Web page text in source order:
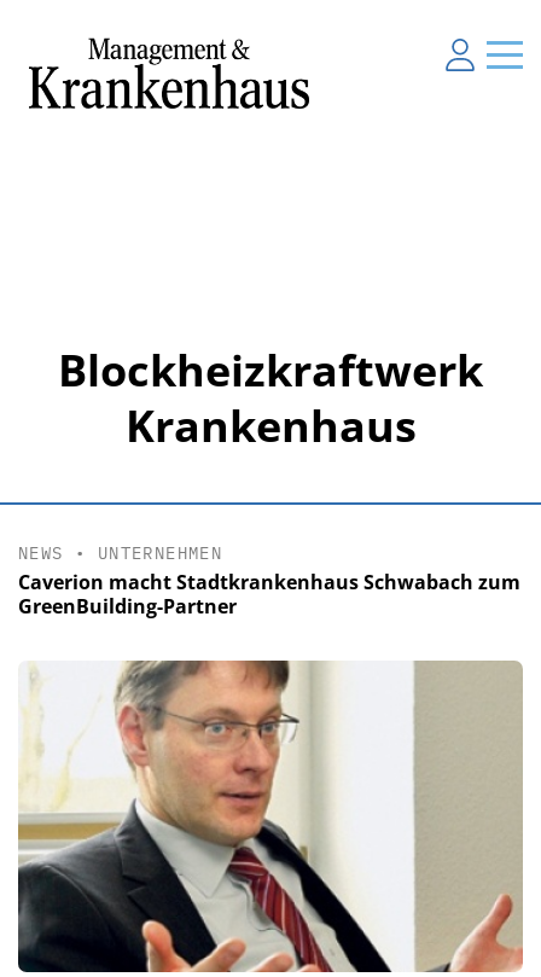
Blockheizkraftwerk
Krankenhaus
NEWS • UNTERNEHMEN
Caverion macht Stadtkrankenhaus Schwabach zum
GreenBuilding-Partner